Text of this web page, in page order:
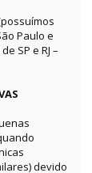
Paulo e
SP e RJ –
devido